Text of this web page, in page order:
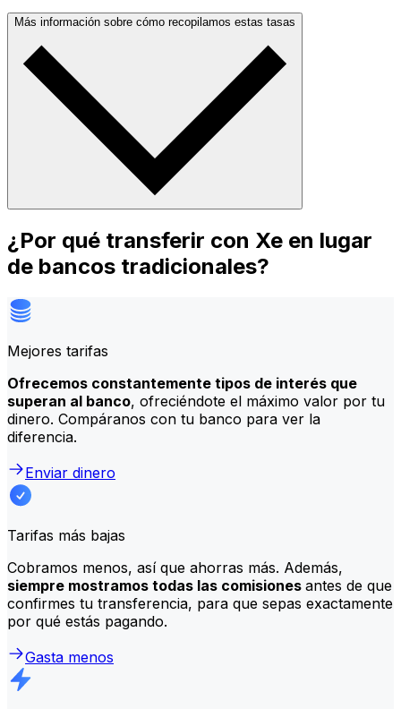
Más información sobre cómo recopilamos estas tasas
¿Por qué transferir con Xe en lugar
de bancos tradicionales?
Mejores tarifas
Ofrecemos constantemente tipos de interés que
superan al banco, ofreciéndote el máximo valor por tu
dinero. Compáranos con tu banco para ver la
diferencia.
Enviar dinero
Tarifas más bajas
Cobramos menos, así que ahorras más. Además,
siempre mostramos todas las comisiones antes de que
confirmes tu transferencia, para que sepas exactamente
por qué estás pagando.
Gasta menos